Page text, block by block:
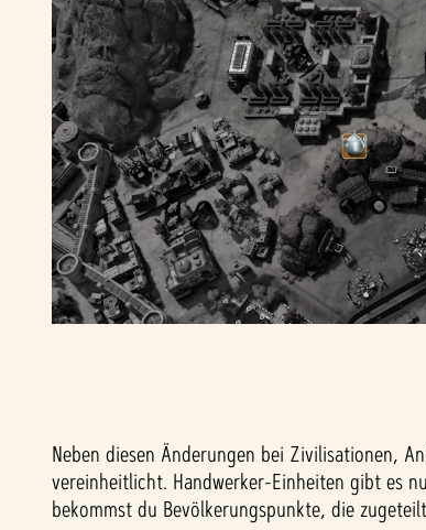
Neben diesen Änderungen bei Zivilisationen,
vereinheitlicht. Handwerker-Einheiten gibt es
bekommst du Bevölkerungspunkte, die